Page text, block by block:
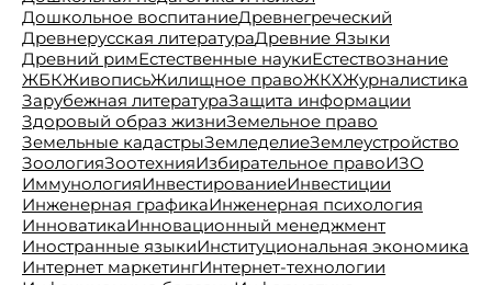
Дошкольное воспитаниеДревнегреческий
Древнерусская литератураДревние Языки
Древний римЕстественные наукиЕстествознание
ЖБКЖивописьЖилищное правоЖКХЖурналистика
Зарубежная литератураЗащита информации
Здоровый образ жизниЗемельное право
Земельные кадастрыЗемледелиеЗемлеустройство
ЗоологияЗоотехнияИзбирательное правоИЗО
ИммунологияИнвестированиеИнвестиции
Инженерная графикаИнженерная психология
ИнноватикаИнновационный менеджмент
Иностранные языкиИнституциональная экономика
Интернет маркетингИнтернет-технологии